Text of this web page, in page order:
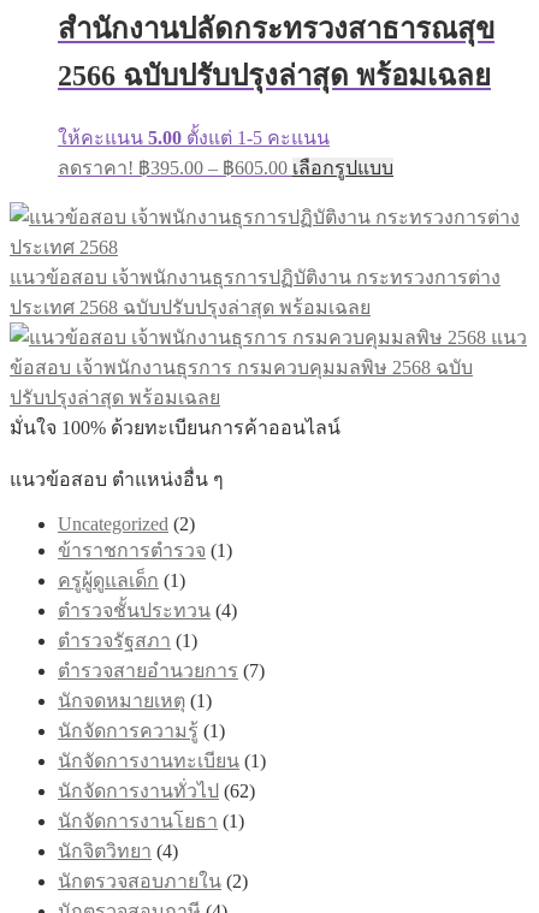
สำนักงานปลัดกระทรวงสาธารณสุข
2566 ฉบับปรับปรุงล่าสุด พร้อมเฉลย
ให้คะแนน 5.00 ตั้งแต่ 1-5 คะแนน
ลดราคา! ฿395.00 – ฿605.00 เลือกรูปแบบ
แนวข้อสอบ เจ้าพนักงานธุรการปฏิบัติงาน กระทรวงการต่าง
ประเทศ 2568 ฉบับปรับปรุงล่าสุด พร้อมเฉลย
แนว
ข้อสอบ เจ้าพนักงานธุรการ กรมควบคุมมลพิษ 2568 ฉบับ
ปรับปรุงล่าสุด พร้อมเฉลย
มั่นใจ 100% ด้วยทะเบียนการค้าออนไลน์
แนวข้อสอบ ตำแหน่งอื่น ๆ
Uncategorized (2)
ข้าราชการตำรวจ (1)
ครูผู้ดูแลเด็ก (1)
ตำรวจชั้นประทวน (4)
ตำรวจรัฐสภา (1)
ตำรวจสายอำนวยการ (7)
นักจดหมายเหตุ (1)
นักจัดการความรู้ (1)
นักจัดการงานทะเบียน (1)
นักจัดการงานทั่วไป (62)
นักจัดการงานโยธา (1)
นักจิตวิทยา (4)
นักตรวจสอบภายใน (2)